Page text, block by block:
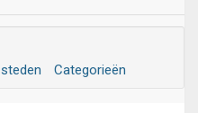
Categorieën